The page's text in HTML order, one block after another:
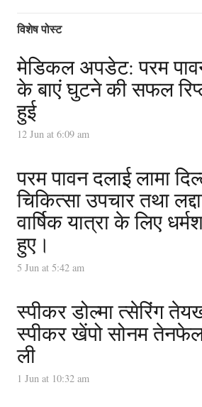
विशेष पोस्ट
मेडिकल अपडेट: परम
के बाएं घुटने की सफल
हुई
12 Jun at 6:09 am
परम पावन दलाई लामा
चिकित्सा उपचार तथा
वार्षिक यात्रा के लिए
हुए।
5 Jun at 5:42 am
स्पीकर डोल्मा त्सेरिंग
स्पीकर खेंपो सोनम
ली
1 Jun at 10:32 am